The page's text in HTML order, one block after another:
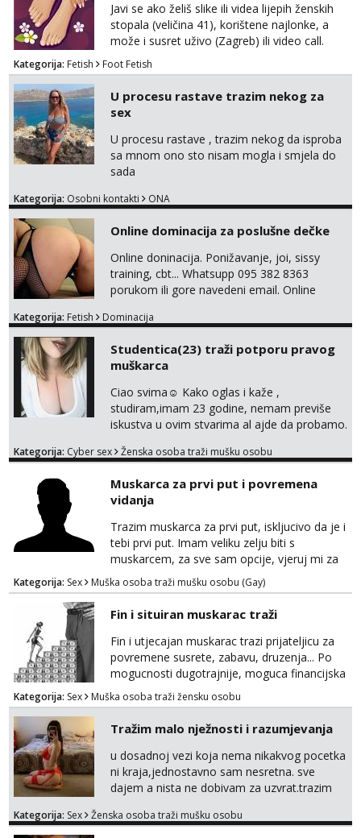
Javi se ako želiš slike ili videa lijepih ženskih
stopala (veličina 41), korištene najlonke, a
može i susret uživo (Zagreb) ili video call.
Mlada sam, lijepa i obrazovana te spremna za
dogovore i ispunjavanje želja. Molim samo
ozbiljni, spremni na dugoročnu suradnju i koji
mogu adekvatno platiti ono što nudim. :)
Također me zanima i findom Javite se sa
svojim željama i ponudama.
Kategorija: Fetish Foot Fetish
U procesu rastave trazim nekog za
sex
U procesu rastave , trazim nekog da isproba
sa mnom ono sto nisam mogla i smjela do
sada
Kategorija: Osobni kontakti ONA
Online dominacija za poslušne dečke
Online doninacija. Ponižavanje, joi, sissy
training, cbt... Whatsupp 095 382 8363
porukom ili gore navedeni email. Online
uživo nakon mjesečnog druženja . Čekam te
znali reći da im netko šalje moje fotke/videa
ili ima slične oglase s mojim slikama. Moj
oglas za dominaciju je isključvo ov...
Kategorija: Fetish Dominacija
Studentica(23) traži potporu pravog
muškarca
Ciao svima☺️ Kako oglas i kaže ,
studiram,imam 23 godine, nemam previše
iskustva u ovim stvarima al ajde da probamo.
poslije kada se bolje znamo i videopoziv i
Idealno ne nešto jednokratno već
dogovoreno i na dulje vrijeme. Malo jesam
sramežljiva ali potrudit ću se da budeš
zadovoljan i da imaš nekog za svakodn...
Kategorija: Cyber sex Ženska osoba traži mušku osobu
Muskarca za prvi put i povremena
vidanja
Trazim muskarca za prvi put, iskljucivo da je i
tebi prvi put. Imam veliku zelju biti s
muskarcem, za sve sam opcije, vjeruj mi za
sve…pasiv/aktiv/pusenje/ najlonke…ako bude
dobro mozemo nastaviti povremena vidanja
uz maksimalnu diskreciju,sto bude u sobi
tamo i ostaje. Jace sam grade 180cm 110kg.
Ozenjen, uz dogovor o lokaciji i vremenu ja
rjesavam apartman/hotel. Odgovara mi cijela
kontinentalna...
Kategorija: Sex Muška osoba traži mušku osobu (Gay)
Fin i situiran muskarac traži
Fin i utjecajan muskarac trazi prijateljicu za
povremene susrete, zabavu, druzenja... Po
mogucnosti dugotrajnije, moguca financijska
potpora!
Kategorija: Sex Muška osoba traži žensku osobu
Tražim malo nježnosti i razumjevanja
u dosadnoj vezi koja nema nikakvog pocetka
ni kraja,jednostavno sam nesretna. sve
dajem a nista ne dobivam za uzvrat.trazim
trazim puno samo malo njeznosti i
Kategorija: Sex Ženska osoba traži mušku osobu